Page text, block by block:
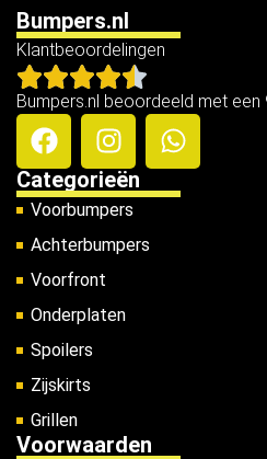
Bumpers.nl
Klantbeoordelingen
Bumpers.nl beoordeeld met
Categorieën
Voorbumpers
Achterbumpers
Voorfront
Onderplaten
Spoilers
Zijskirts
Grillen
Voorwaarden